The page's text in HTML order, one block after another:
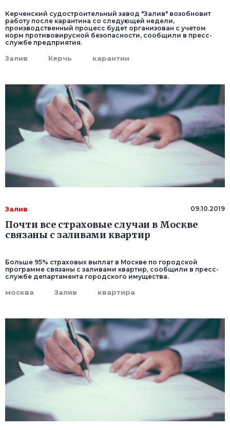
Керченский судостроительный завод "Залив" возобновит
работу после карантина со следующей недели,
производственный процесс будет организован с учетом
норм противовирусной безопасности, сообщили в пресс-
службе предприятия.
Залив Керчь карантин
Залив 09.10.2019
Почти все страховые случаи в Москве
связаны с заливами квартир
Больше 95% страховых выплат в Москве по городской
программе связаны с заливами квартир, сообщили в пресс-
службе департамента городского имущества.
москва Залив квартира